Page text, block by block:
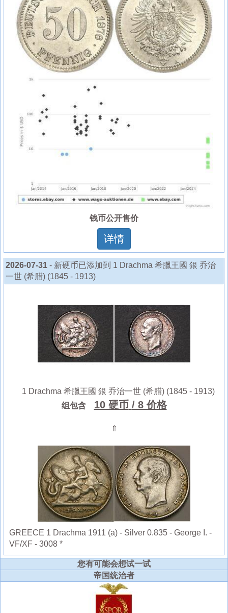
钱币公开售价
详情
2026-07-31 - 新硬币已添加到 1 Drachma 希臘王國 銀 乔治
一世 (希腊) (1845 - 1913)
1 Drachma 希臘王國 銀 乔治一世 (希腊) (1845 - 1913)
组包含
10 硬币 / 8 价格
⇑
GREECE 1 Drachma 1911 (a) - Silver 0.835 - George I. -
VF/XF - 3008 *
您有可能会想试一试
帝国统治者